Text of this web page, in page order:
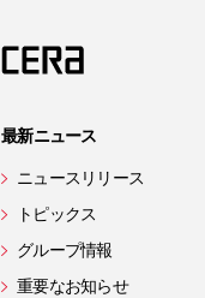
最新ニュース
ニュースリリース
トピックス
グループ情報
重要なお知らせ